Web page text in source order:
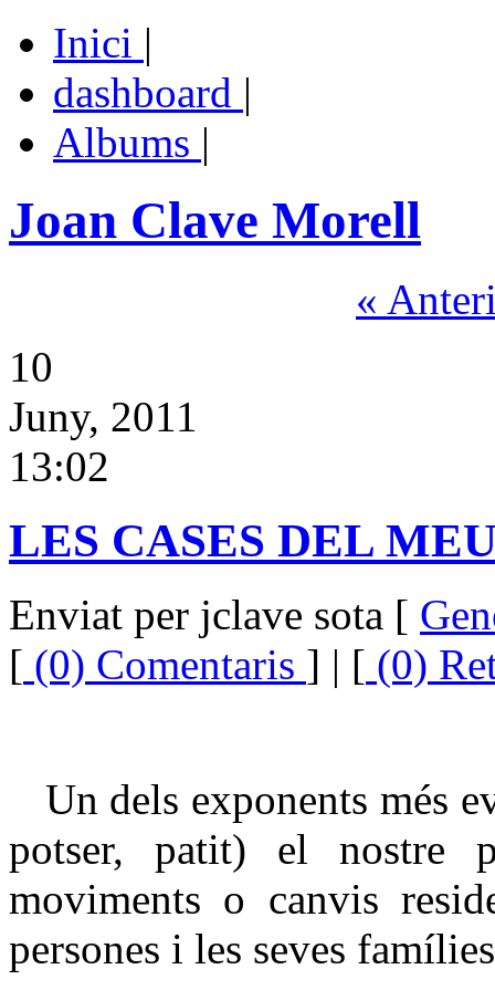
Inici |
dashboard |
Albums |
Joan Clave Morell
«
10
Juny, 2011
13:02
LES CASES DEL
Enviat per jclave sota [
[ (0) Comentaris ] | [ (0)
Un dels exponents més
potser, patit) el nostre
moviments o canvis
persones i les seves